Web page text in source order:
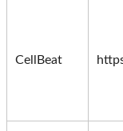
CellBeat